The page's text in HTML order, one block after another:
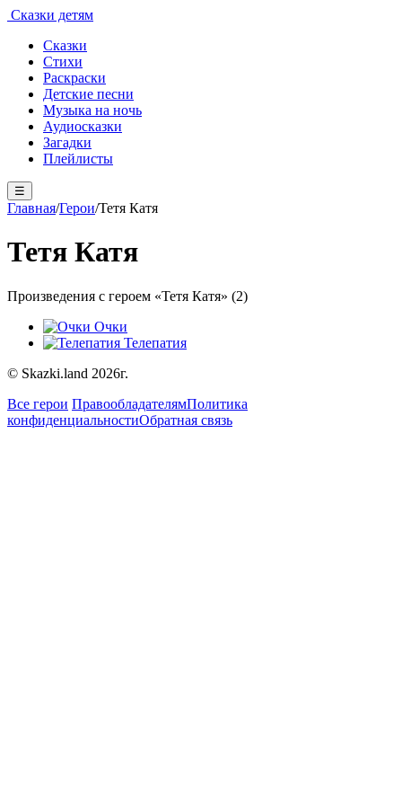
Сказки детям
Сказки
Стихи
Раскраски
Детские песни
Музыка на ночь
Аудиосказки
Загадки
Плейлисты
☰
Главная/Герои/Тетя Катя
Тетя Катя
Произведения с героем «Тетя Катя» (2)
Очки
Телепатия
© Skazki.land 2026г.
Все герои ПравообладателямПолитика
конфиденциальностиОбратная связь